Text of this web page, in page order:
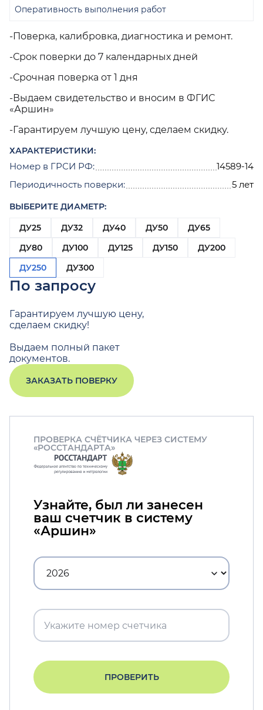
-Поверка, калибровка, диагностика и ремонт.
-Срок поверки до 7 календарных дней
-Срочная поверка от 1 дня
-Выдаем свидетельство и вносим в ФГИС
«Аршин»
-Гарантируем лучшую цену, сделаем скидку.
ХАРАКТЕРИСТИКИ:
Номер в ГРСИ РФ:
14589-14
Периодичность поверки:
5 лет
ВЫБЕРИТЕ ДИАМЕТР:
ДУ25
ДУ32 ДУ40 ДУ50
ДУ65
ДУ80
ДУ100 ДУ125 ДУ150
ДУ200
ДУ250
ДУ300
По запросу
Гарантируем лучшую цену,
сделаем скидку!
Выдаем полный пакет
документов.
ЗАКАЗАТЬ ПОВЕРКУ
Оперативность выполнения работ
ПРОВЕРКА СЧЁТЧИКА ЧЕРЕЗ СИСТЕМУ
«РОССТАНДАРТА»
Узнайте, был ли занесен
ваш счетчик в систему
«Аршин»
ПРОВЕРИТЬ